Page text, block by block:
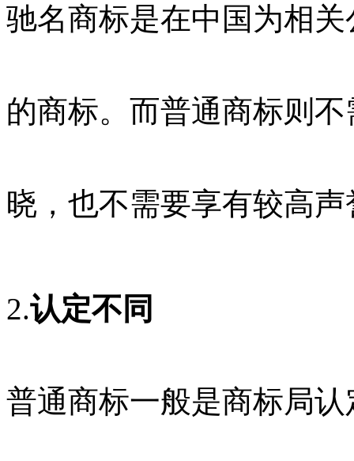
驰名商标是在中国为相
的商标。而普通商标则
晓，也不需要享有较高声
2.认定不同
普通商标一般是商标局